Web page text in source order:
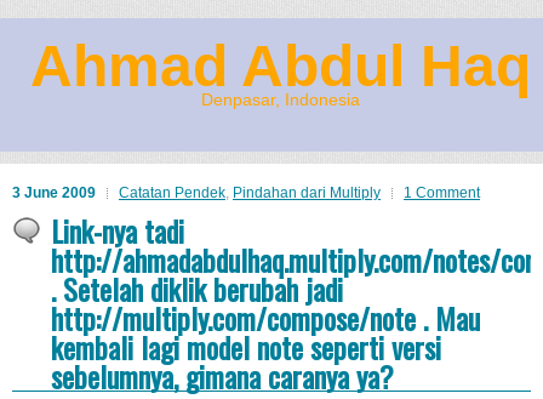
Ahmad Abdul Haq
Denpasar, Indonesia
3 June 2009 Catatan Pendek, Pindahan dari Multiply 1 Comment
Link-nya tadi
http://ahmadabdulhaq.multiply.com/notes/
. Setelah diklik berubah jadi
http://multiply.com/compose/note . Mau
kembali lagi model note seperti versi
sebelumnya, gimana caranya ya?